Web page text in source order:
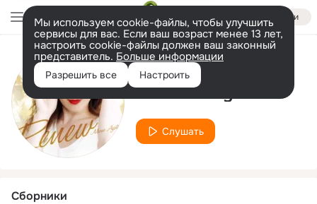
Войти
Мы используем cookie-файлы, чтобы улучшить
сервисы для вас. Если ваш возраст менее 13 лет,
настроить cookie-файлы должен ваш законный
представитель. Больше информации
Разрешить все Настроить
Исполнитель
Iizuka Shinya
Слушать
Сборники